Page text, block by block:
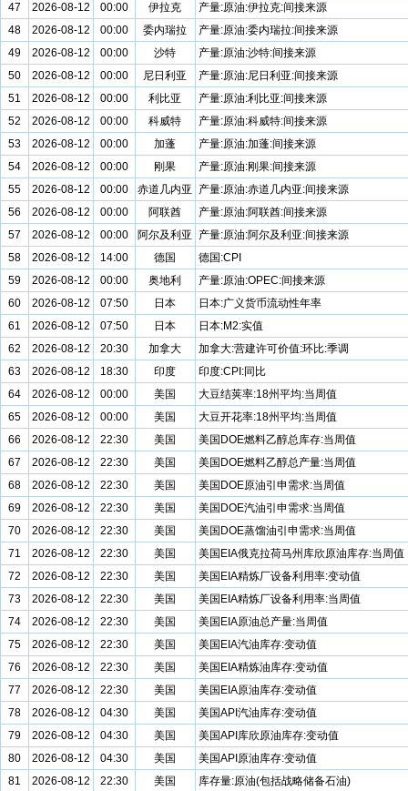
47
2026-08-12 00:00 伊拉克
产量:原油:伊拉克:间接来源
48
2026-08-12 00:00 委内瑞拉
产量:原油:委内瑞拉:间接来源
49
2026-08-12 00:00 沙特
产量:原油:沙特:间接来源
50
2026-08-12 00:00 尼日利亚
产量:原油:尼日利亚:间接来源
51
2026-08-12 00:00 利比亚
产量:原油:利比亚:间接来源
52
2026-08-12 00:00 科威特
产量:原油:科威特:间接来源
53
2026-08-12 00:00 加蓬
产量:原油:加蓬:间接来源
54
2026-08-12 00:00 刚果
产量:原油:刚果:间接来源
55
2026-08-12 00:00 赤道几内亚
产量:原油:赤道几内亚:间接来源
56
2026-08-12 00:00 阿联酋
产量:原油:阿联酋:间接来源
57
2026-08-12 00:00 阿尔及利亚
产量:原油:阿尔及利亚:间接来源
58
2026-08-12 14:00 德国
德国:CPI
59
2026-08-12 00:00 奥地利
产量:原油:OPEC:间接来源
60
2026-08-12 07:50 日本
日本:广义货币流动性年率
61
2026-08-12 07:50 日本
日本:M2:实值
62
2026-08-12 20:30 加拿大
加拿大:营建许可价值:环比:季调
63
2026-08-12 18:30 印度
印度:CPI:同比
64
2026-08-12 00:00 美国
大豆结荚率:18州平均:当周值
65
2026-08-12 00:00 美国
大豆开花率:18州平均:当周值
66
2026-08-12 22:30 美国
美国DOE燃料乙醇总库存:当周值
67
2026-08-12 22:30 美国
美国DOE燃料乙醇总产量:当周值
68
2026-08-12 22:30 美国
美国DOE原油引申需求:当周值
69
2026-08-12 22:30 美国
美国DOE汽油引申需求:当周值
70
2026-08-12 22:30 美国
美国DOE蒸馏油引申需求:当周值
71
2026-08-12 22:30 美国
美国EIA俄克拉荷马州库欣原油库存:当周值
72
2026-08-12 22:30 美国
美国EIA精炼厂设备利用率:变动值
73
2026-08-12 22:30 美国
美国EIA精炼厂设备利用率:当周值
74
2026-08-12 22:30 美国
美国EIA原油总产量:当周值
75
2026-08-12 22:30 美国
美国EIA汽油库存:变动值
76
2026-08-12 22:30 美国
美国EIA精炼油库存:变动值
77
2026-08-12 22:30 美国
美国EIA原油库存:变动值
78
2026-08-12 04:30 美国
美国API汽油库存:变动值
79
2026-08-12 04:30 美国
美国API库欣原油库存:变动值
80
2026-08-12 04:30 美国
美国API原油库存:变动值
81
2026-08-12 22:30 美国
库存量:原油(包括战略储备石油)